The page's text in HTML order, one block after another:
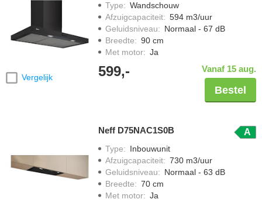
Vergelijk
Type: Wandschouw
Afzuigcapaciteit: 594 m3/uur
Geluidsniveau: Normaal - 67 dB
Breedte: 90 cm
Met motor: Ja
599,- Vanaf 15 aug.
Bestel
Neff D75NAC1S0B A
Type: Inbouwunit
Afzuigcapaciteit: 730 m3/uur
Geluidsniveau: Normaal - 63 dB
Breedte: 70 cm
Met motor: Ja